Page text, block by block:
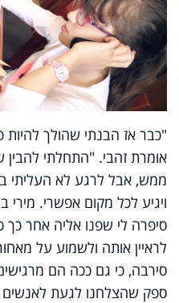
"כבר אז הבנתי שהולך
אומרת זהבי. "התחלתי להבין
ממש, אבל לרגע לא העליתי
ויגיע לכל מקום אפשרי.
סיפרה לי שפנו אליה אחר כך
לראיין אותה ולשמוע על
סירבה, כי גם ככה הם
ספק שהצלחנו לגעת